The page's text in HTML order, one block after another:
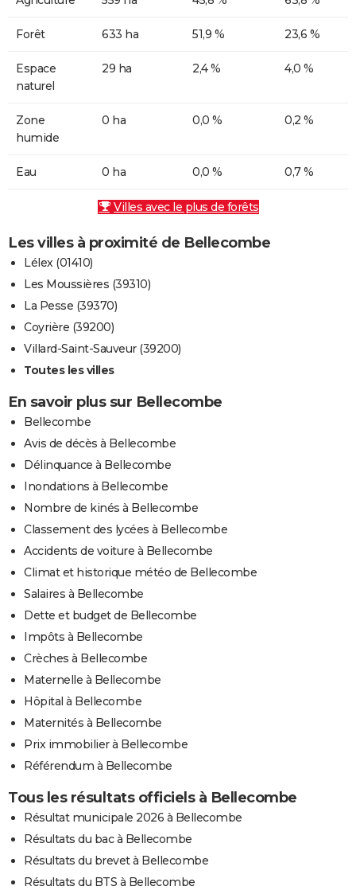
Forêt 633 ha 51,9 % 23,6 %
Espace
naturel
29 ha 2,4 % 4,0 %
Zone
humide
0 ha 0,0 % 0,2 %
Eau 0 ha 0,0 % 0,7 %
Villes avec le plus de forêts
Les villes à proximité de Bellecombe
Lélex (01410)
Les Moussières (39310)
La Pesse (39370)
Coyrière (39200)
Villard-Saint-Sauveur (39200)
Toutes les villes
En savoir plus sur Bellecombe
Bellecombe
Avis de décès à Bellecombe
Délinquance à Bellecombe
Inondations à Bellecombe
Nombre de kinés à Bellecombe
Classement des lycées à Bellecombe
Accidents de voiture à Bellecombe
Climat et historique météo de Bellecombe
Salaires à Bellecombe
Dette et budget de Bellecombe
Impôts à Bellecombe
Crèches à Bellecombe
Maternelle à Bellecombe
Hôpital à Bellecombe
Maternités à Bellecombe
Prix immobilier à Bellecombe
Référendum à Bellecombe
Tous les résultats officiels à Bellecombe
Résultat municipale 2026 à Bellecombe
Résultats du bac à Bellecombe
Résultats du brevet à Bellecombe
Résultats du BTS à Bellecombe